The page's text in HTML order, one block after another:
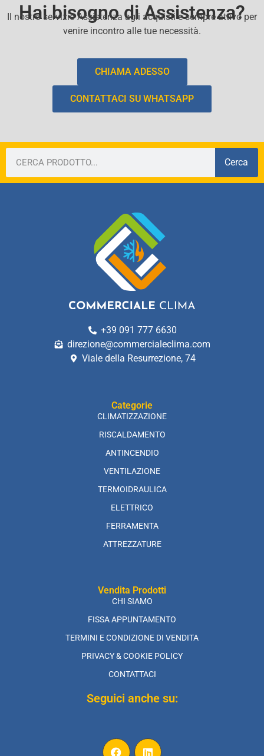
Hai bisogno di Assistenza?
Il nostro servizio Assistenza agli acquisti e sempre attivo per
venire incontro alle tue necessità.
CHIAMA ADESSO
CONTATTACI SU WHATSAPP
Cerca
+39 091 777 6630
direzione@commercialeclima.com
Viale della Resurrezione, 74
Categorie
CLIMATIZZAZIONE
RISCALDAMENTO
ANTINCENDIO
VENTILAZIONE
TERMOIDRAULICA
ELETTRICO
FERRAMENTA
ATTREZZATURE
Vendita Prodotti
CHI SIAMO
FISSA APPUNTAMENTO
TERMINI E CONDIZIONE DI VENDITA
PRIVACY & COOKIE POLICY
CONTATTACI
Seguici anche su: